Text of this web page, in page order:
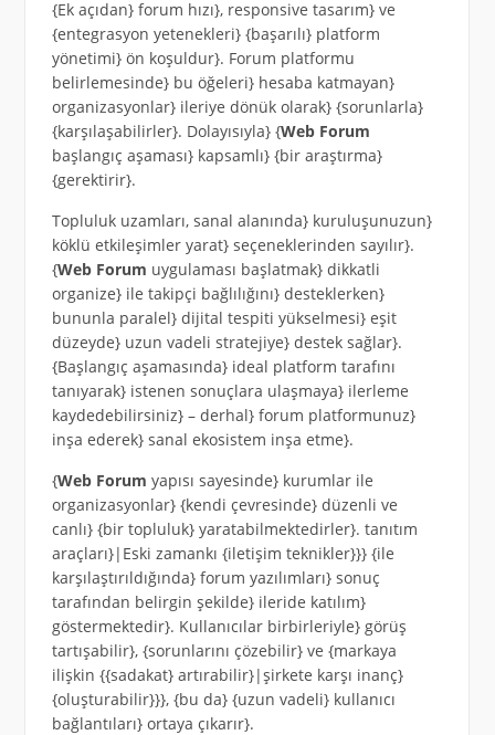
{Ek açıdan} forum hızı}, responsive tasarım} ve
{entegrasyon yetenekleri} {başarılı} platform
yönetimi} ön koşuldur}. Forum platformu
belirlemesinde} bu öğeleri} hesaba katmayan}
organizasyonlar} ileriye dönük olarak} {sorunlarla}
{karşılaşabilirler}. Dolayısıyla} {Web Forum
başlangıç aşaması} kapsamlı} {bir araştırma}
{gerektirir}.
Topluluk uzamları, sanal alanında} kuruluşunuzun}
köklü etkileşimler yarat} seçeneklerinden sayılır}.
{Web Forum uygulaması başlatmak} dikkatli
organize} ile takipçi bağlılığını} desteklerken}
bununla paralel} dijital tespiti yükselmesi} eşit
düzeyde} uzun vadeli stratejiye} destek sağlar}.
{Başlangıç aşamasında} ideal platform tarafını
tanıyarak} istenen sonuçlara ulaşmaya} ilerleme
kaydedebilirsiniz} – derhal} forum platformunuz}
inşa ederek} sanal ekosistem inşa etme}.
{Web Forum yapısı sayesinde} kurumlar ile
organizasyonlar} {kendi çevresinde} düzenli ve
canlı} {bir topluluk} yaratabilmektedirler}. tanıtım
araçları}|Eski zamankı {iletişim teknikler}}} {ile
karşılaştırıldığında} forum yazılımları} sonuç
tarafından belirgin şekilde} ileride katılım}
göstermektedir}. Kullanıcılar birbirleriyle} görüş
tartışabilir}, {sorunlarını çözebilir} ve {markaya
ilişkin {{sadakat} artırabilir}|şirkete karşı inanç}
{oluşturabilir}}}, {bu da} {uzun vadeli} kullanıcı
bağlantıları} ortaya çıkarır}.